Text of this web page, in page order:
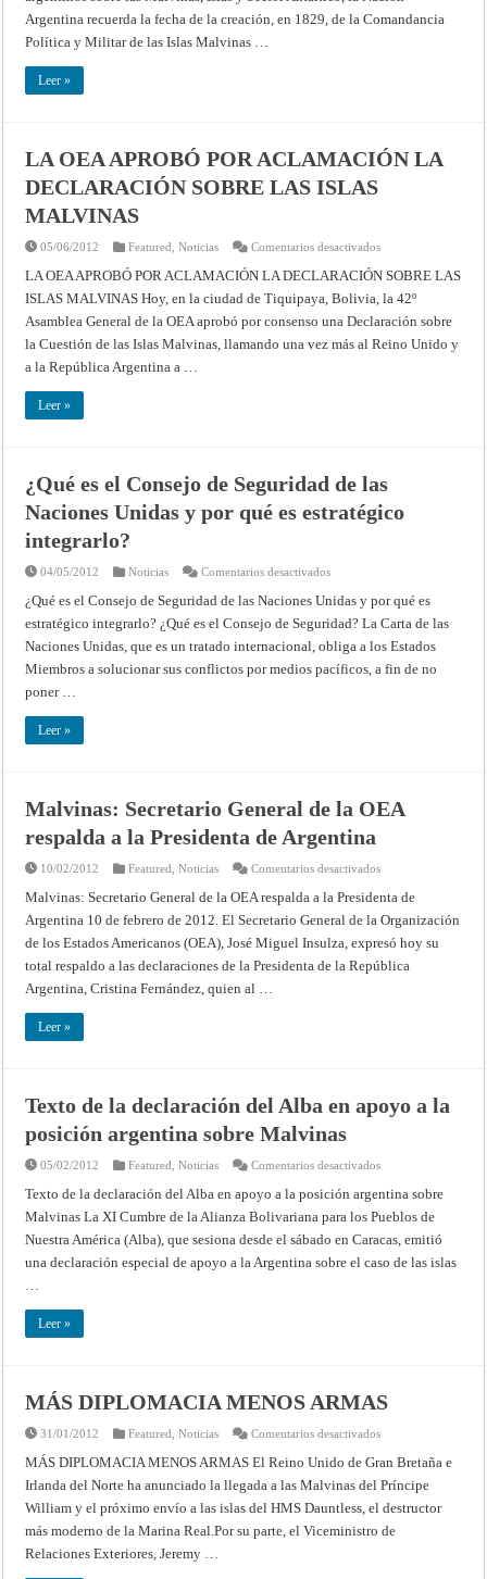
SOBERANÍA
ARGENTINA
Argentina recuerda la fecha de la creación, en 1829, de la Comandancia
Política y Militar de las Islas Malvinas …
Leer »
LA OEA APROBÓ POR ACLAMACIÓN LA
DECLARACIÓN SOBRE LAS ISLAS
MALVINAS
05/06/2012 Featured ,Noticias Comentarios desactivadosen
OEA
APROBÓ
POR
LA
DECLARACIÓN
SOBRE
LA OEA APROBÓ POR ACLAMACIÓN LA DECLARACIÓN SOBRE LAS
ISLAS MALVINAS Hoy, en la ciudad de Tiquipaya, Bolivia, la 42º
Asamblea General de la OEA aprobó por consenso una Declaración sobre
la Cuestión de las Islas Malvinas, llamando una vez más al Reino Unido y
a la República Argentina a …
Leer »
¿Qué es el Consejo de Seguridad de las
Naciones Unidas y por qué es estratégico
integrarlo?
04/05/2012 Noticias Comentarios desactivadosen
es
el
Consejo
Seguridad
de
las
¿Qué es el Consejo de Seguridad de las Naciones Unidas y por qué es
estratégico integrarlo? ¿Qué es el Consejo de Seguridad? La Carta de las
Naciones Unidas, que es un tratado internacional, obliga a los Estados
Miembros a solucionar sus conflictos por medios pacíficos, a fin de no
poner …
Leer »
Malvinas: Secretario General de la OEA
respalda a la Presidenta de Argentina
10/02/2012 Featured ,Noticias Comentarios desactivadosen
Secretario
General
de
OEA
respalda
a
Malvinas: Secretario General de la OEA respalda a la Presidenta de
Argentina 10 de febrero de 2012. El Secretario General de la Organización
de los Estados Americanos (OEA), José Miguel Insulza, expresó hoy su
total respaldo a las declaraciones de la Presidenta de la República
Argentina, Cristina Fernández, quien al …
Leer »
Texto de la declaración del Alba en apoyo a la
posición argentina sobre Malvinas
05/02/2012 Featured ,Noticias Comentarios desactivadosen
de
la
declaración
Alba
apoyo
Texto de la declaración del Alba en apoyo a la posición argentina sobre
Malvinas La XI Cumbre de la Alianza Bolivariana para los Pueblos de
Nuestra América (Alba), que sesiona desde el sábado en Caracas, emitió
una declaración especial de apoyo a la Argentina sobre el caso de las islas
Leer »
MÁS DIPLOMACIA MENOS ARMAS
31/01/2012 Featured ,Noticias Comentarios desactivadosen
DIPLOMACIA
MENOS
ARMAS
MÁS DIPLOMACIA MENOS ARMAS El Reino Unido de Gran Bretaña e
Irlanda del Norte ha anunciado la llegada a las Malvinas del Príncipe
William y el próximo envío a las islas del HMS Dauntless, el destructor
más moderno de la Marina Real.Por su parte, el Viceministro de
Relaciones Exteriores, Jeremy …